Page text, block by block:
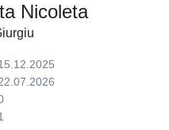
Nicoleta